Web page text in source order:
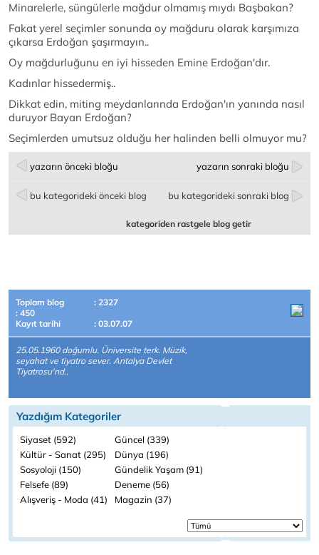
Minarelerle, süngülerle mağdur olmamış mıydı Başbakan?
Fakat yerel seçimler sonunda oy mağduru olarak karşımıza
çıkarsa Erdoğan şaşırmayın..
Oy mağdurluğunu en iyi hisseden Emine Erdoğan'dır.
Kadınlar hissedermiş..
Dikkat edin, miting meydanlarında Erdoğan'ın yanında nasıl
duruyor Bayan Erdoğan?
Seçimlerden umutsuz olduğu her halinden belli olmuyor mu?
yazarın önceki bloğu yazarın sonraki bloğu
bu kategorideki önceki blog bu kategorideki sonraki blog
kategoriden rastgele blog getir
Toplam blog
: 2327
: 450
Kayıt tarihi
: 03.07.07
25.05.1960 doğumlu. Üniversite terk. Müzik,
seyahat ve tiyatro sever. Antalya Devlet
Tiyatrosu'nd..
Yazdığım Kategoriler
Siyaset (592)
Güncel (339)
Kültür - Sanat (295)
Dünya (196)
Sosyoloji (150)
Gündelik Yaşam (91)
Felsefe (89)
Deneme (56)
Alışveriş - Moda (41)
Magazin (37)